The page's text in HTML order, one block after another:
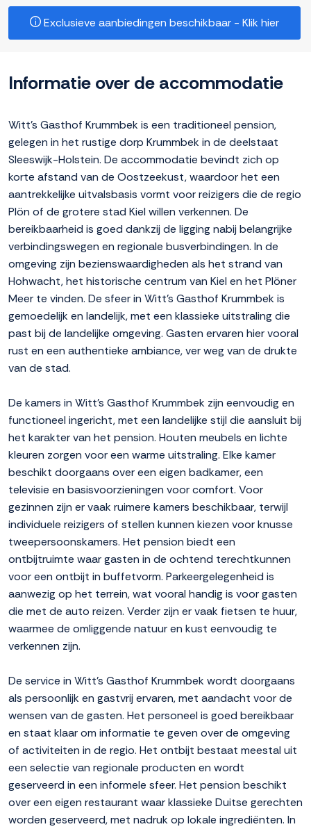
Exclusieve aanbiedingen beschikbaar - Klik hier
Informatie over de accommodatie
Witt's Gasthof Krummbek is een traditioneel pension,
gelegen in het rustige dorp Krummbek in de deelstaat
Sleeswijk-Holstein. De accommodatie bevindt zich op
korte afstand van de Oostzeekust, waardoor het een
aantrekkelijke uitvalsbasis vormt voor reizigers die de regio
Plön of de grotere stad Kiel willen verkennen. De
bereikbaarheid is goed dankzij de ligging nabij belangrijke
verbindingswegen en regionale busverbindingen. In de
omgeving zijn bezienswaardigheden als het strand van
Hohwacht, het historische centrum van Kiel en het Plöner
Meer te vinden. De sfeer in Witt's Gasthof Krummbek is
gemoedelijk en landelijk, met een klassieke uitstraling die
past bij de landelijke omgeving. Gasten ervaren hier vooral
rust en een authentieke ambiance, ver weg van de drukte
van de stad.
De kamers in Witt's Gasthof Krummbek zijn eenvoudig en
functioneel ingericht, met een landelijke stijl die aansluit bij
het karakter van het pension. Houten meubels en lichte
kleuren zorgen voor een warme uitstraling. Elke kamer
beschikt doorgaans over een eigen badkamer, een
televisie en basisvoorzieningen voor comfort. Voor
gezinnen zijn er vaak ruimere kamers beschikbaar, terwijl
individuele reizigers of stellen kunnen kiezen voor knusse
tweepersoonskamers. Het pension biedt een
ontbijtruimte waar gasten in de ochtend terechtkunnen
voor een ontbijt in buffetvorm. Parkeergelegenheid is
aanwezig op het terrein, wat vooral handig is voor gasten
die met de auto reizen. Verder zijn er vaak fietsen te huur,
waarmee de omliggende natuur en kust eenvoudig te
verkennen zijn.
De service in Witt's Gasthof Krummbek wordt doorgaans
als persoonlijk en gastvrij ervaren, met aandacht voor de
wensen van de gasten. Het personeel is goed bereikbaar
en staat klaar om informatie te geven over de omgeving
of activiteiten in de regio. Het ontbijt bestaat meestal uit
een selectie van regionale producten en wordt
geserveerd in een informele sfeer. Het pension beschikt
over een eigen restaurant waar klassieke Duitse gerechten
worden geserveerd, met nadruk op lokale ingrediënten. In